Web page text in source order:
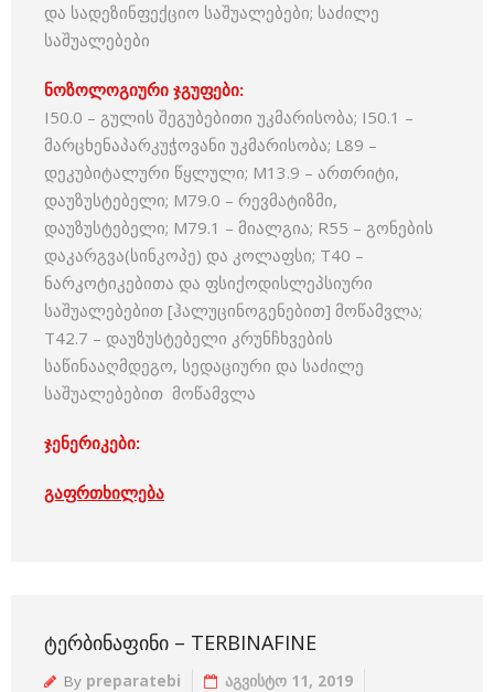
და სადეზინფექციო საშუალებები; საძილე
საშუალებები
ნოზოლოგიური ჯგუფები:
I50.0 – გულის შეგუბებითი უკმარისობა; I50.1 –
მარცხენაპარკუჭოვანი უკმარისობა; L89 –
დეკუბიტალური წყლული; M13.9 – ართრიტი,
დაუზუსტებელი; M79.0 – რევმატიზმი,
დაუზუსტებელი; M79.1 – მიალგია; R55 – გონების
დაკარგვა(სინკოპე) და კოლაფსი; T40 –
ნარკოტიკებითა და ფსიქოდისლეპსიური
საშუალებებით [ჰალუცინოგენებით] მოწამვლა;
T42.7 – დაუზუსტებელი კრუნჩხვების
საწინააღმდეგო, სედაციური და საძილე
საშუალებებით მოწამვლა
ჯენერიკები:
გაფრთხილება
ᲢᲔᲠᲑᲘᲜᲐᲤᲘᲜᲘ – TERBINAFINE
By preparatebi
აგვისტო 11, 2019